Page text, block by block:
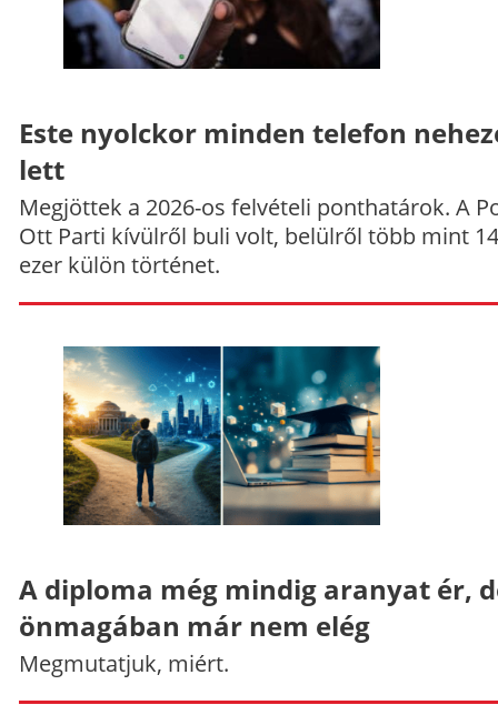
Este nyolckor minden telefon
lett
Megjöttek a 2026-os felvételi ponthatárok. A
Ott Parti kívülről buli volt, belülről több mint
ezer külön történet.
A diploma még mindig aranyat ér,
önmagában már nem elég
Megmutatjuk, miért.